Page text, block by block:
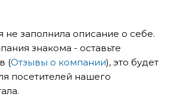
не заполнила описание о себе.
знакома - оставьте
(Отзывы о компании), это будет
посетителей нашего